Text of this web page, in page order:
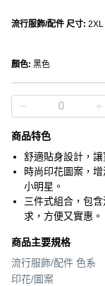
流行服飾/配件 尺寸: 2XL
顏色: 黑色
商品特色
舒適貼身設計，
時尚印花圖案，
小明星。
三件式組合，包
求，方便又實惠。
商品主要規格
流行服飾/配件 色系
印花/圖案